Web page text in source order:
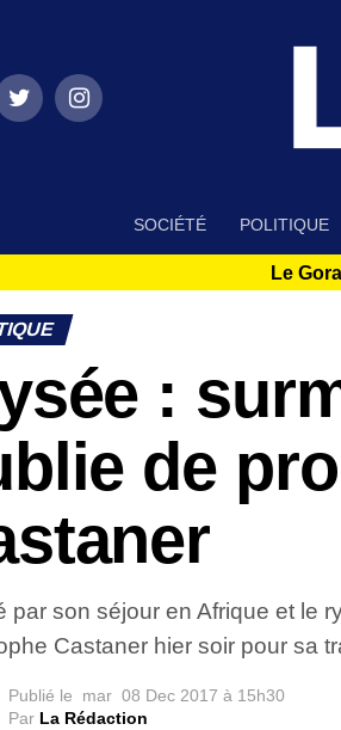
SOCIÉTÉ POLITIQUE
Le
:
de
par son séjour en Afrique et le
Castaner hier soir pour sa
Publié le mar 08 Dec 2017 à 15h30
Par La Rédaction